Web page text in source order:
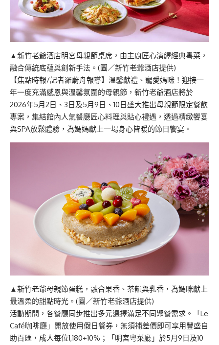
▲新竹老爺酒店明宮母親節桌席，由主廚匠心演繹經典粵菜，
融合傳統底蘊與創新手法。(圖／新竹老爺酒店提供)
【焦點時報/記者羅蔚舟報導】溫馨獻禮、寵愛媽咪！迎接一
年一度充滿感恩與溫馨氛圍的母親節，新竹老爺酒店將於
2026年5月2日、3日及5月9日、10日盛大推出母親節限定餐飲
專案，集結館內人氣餐廳匠心料理與貼心禮遇，透過精緻饗宴
與SPA放鬆體驗，為媽媽獻上一場身心皆暖的節日饗宴。
▲新竹老爺母親節蛋糕，融合果香、茶韻與乳香，為媽咪獻上
最溫柔的甜點時光。(圖／新竹老爺酒店提供)
活動期間，各餐廳同步推出多元選擇滿足不同聚餐需求。「Le
Café咖啡廳」開放使用假日餐券，無須補差價即可享用豐盛自
助百匯，成人每位1,180+10%；「明宮粵菜廳」於5月9日及10